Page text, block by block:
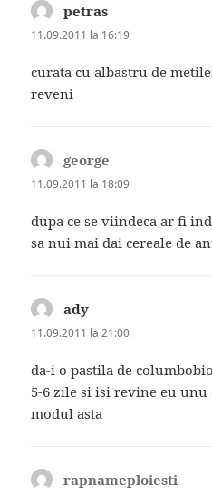
petras
11.09.2011 la 16:19
curata cu albastru de
reveni
george
11.09.2011 la 18:09
dupa ce se viindeca ar fi
sa nui mai dai cereale de
ady
11.09.2011 la 21:00
da-i o pastila de
5-6 zile si isi revine eu
modul asta
rapnameploiesti